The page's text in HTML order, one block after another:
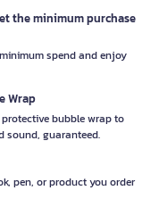
the minimum purchase
spend and enjoy
Wrap
bubble wrap to
sound, guaranteed.
pen, or product you order